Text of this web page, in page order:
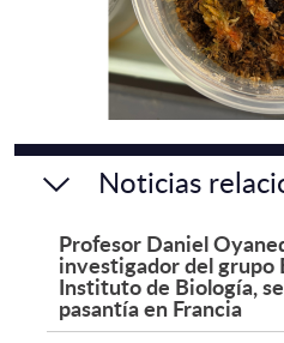
Noticias
Profesor Daniel
investigador del grupo
Instituto de Biología,
pasantía en Francia